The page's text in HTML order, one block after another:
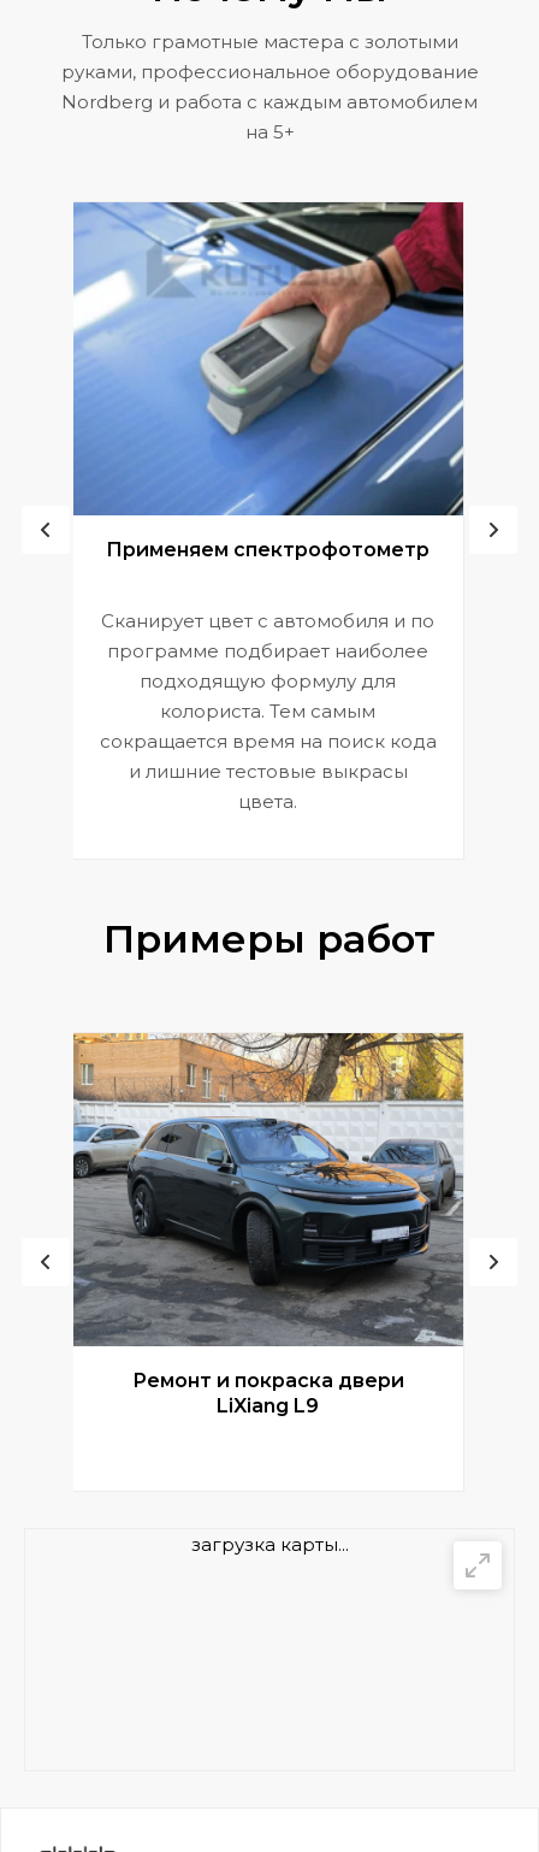
Только грамотные мастера с золотыми
руками, профессиональное оборудование
Nordberg и работа с каждым автомобилем
на 5+
Применяем спектрофотометр
Сканирует цвет с автомобиля и по
программе подбирает наиболее
подходящую формулу для
колориста. Тем самым
сокращается время на поиск кода
и лишние тестовые выкрасы
цвета.
Примеры работ
Ремонт и покраска двери
LiXiang L9
загрузка карты...